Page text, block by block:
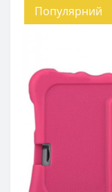
Популярний